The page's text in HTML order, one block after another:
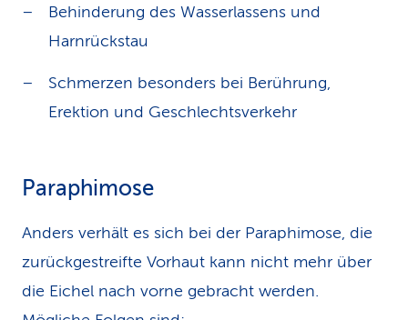
Behinderung des Wasserlassens und
Harnrückstau
Schmerzen besonders bei Berührung,
Erektion und Geschlechtsverkehr
Paraphimose
Anders verhält es sich bei der Paraphimose, die
zurückgestreifte Vorhaut kann nicht mehr über
die Eichel nach vorne gebracht werden.